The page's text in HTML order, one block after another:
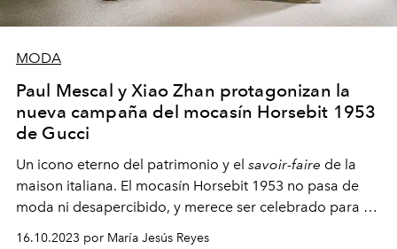
MODA
Paul Mescal y Xiao Zhan protagonizan la
nueva campaña del mocasín Horsebit 1953
de Gucci
Un icono eterno del patrimonio y el savoir-faire de la
maison italiana. El mocasín Horsebit 1953 no pasa de
moda ni desapercibido, y merece ser celebrado para su
16.10.2023 por María Jesús Reyes